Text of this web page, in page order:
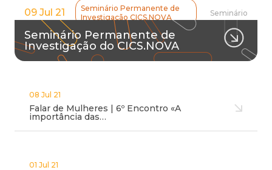
09 Jul 21
Seminário Permanente de
Investigação CICS.NOVA
Seminário
Seminário Permanente de
Investigação do CICS.NOVA
08 Jul 21
Falar de Mulheres | 6º Encontro «A
importância das…
01 Jul 21